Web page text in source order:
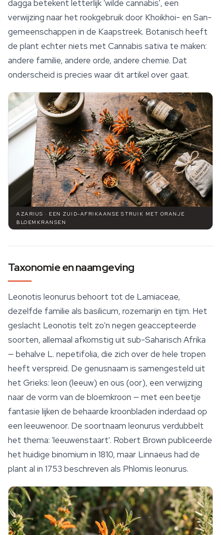
dagga betekent letterlijk 'wilde cannabis', een
verwijzing naar het rookgebruik door Khoikhoi- en San-
gemeenschappen in de Kaapstreek. Botanisch heeft
de plant echter niets met Cannabis sativa te maken:
andere familie, andere orde, andere chemie. Dat
onderscheid is precies waar dit artikel over gaat.
AZARIUS · EEN ZUID-AFRIKAANSE STRUIK MET ORANJE
BLOEMKRANSEN
Taxonomie en naamgeving
Leonotis leonurus behoort tot de Lamiaceae,
dezelfde familie als basilicum, rozemarijn en tijm. Het
geslacht Leonotis telt zo'n negen geaccepteerde
soorten, allemaal afkomstig uit sub-Saharisch Afrika
— behalve L. nepetifolia, die zich over de hele tropen
heeft verspreid. De genusnaam is samengesteld uit
het Grieks: leon (leeuw) en ous (oor), een verwijzing
naar de vorm van de bloemkroon — met een beetje
fantasie lijken de behaarde kroonbladen inderdaad op
een leeuwenoor. De soortnaam leonurus verdubbelt
het thema: 'leeuwenstaart'. Robert Brown publiceerde
het huidige binomium in 1810, maar Linnaeus had de
plant al in 1753 beschreven als Phlomis leonurus.